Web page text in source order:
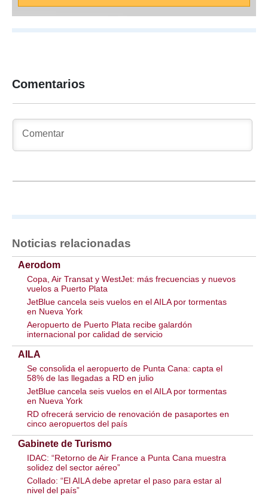
Comentarios
Noticias relacionadas
Aerodom
Copa, Air Transat y WestJet: más frecuencias y nuevos
vuelos a Puerto Plata
JetBlue cancela seis vuelos en el AILA por tormentas
en Nueva York
Aeropuerto de Puerto Plata recibe galardón
internacional por calidad de servicio
AILA
Se consolida el aeropuerto de Punta Cana: capta el
58% de las llegadas a RD en julio
JetBlue cancela seis vuelos en el AILA por tormentas
en Nueva York
RD ofrecerá servicio de renovación de pasaportes en
cinco aeropuertos del país
Gabinete de Turismo
IDAC: “Retorno de Air France a Punta Cana muestra
solidez del sector aéreo”
Collado: “El AILA debe apretar el paso para estar al
nivel del país”